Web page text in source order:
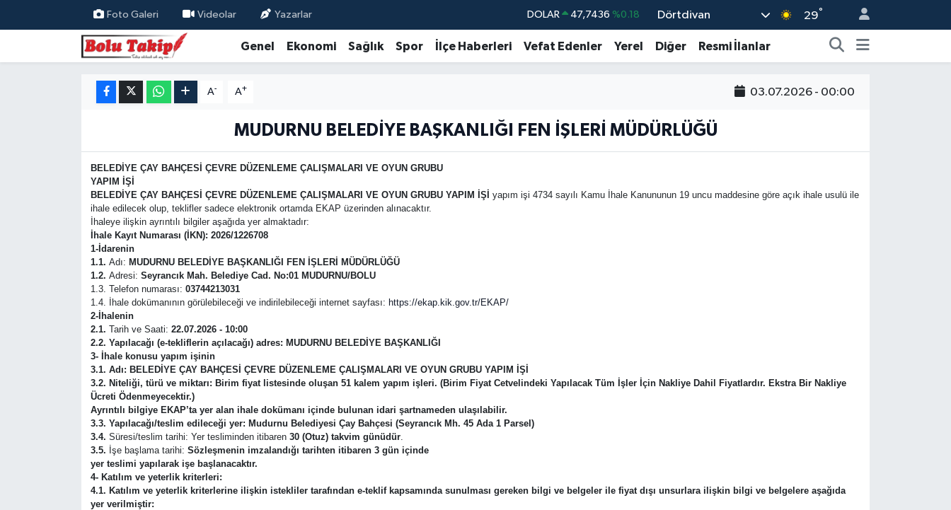
Foto Galeri Videolar Yazarlar DOLAR 47,7436 %0.18
EURO 55,2510 %0.32
STERLİN 64,4811 %0.38
64.944,08
Dörtdivan 29°
Genel Ekonomi Sağlık Spor İlçe Haberleri Vefat Edenler Yerel Diğer Resmi İlanlar
A- A+ 03.07.2026 - 00:00
MUDURNU BELEDİYE BAŞKANLIĞI FEN İŞLERİ MÜDÜRLÜĞÜ
BELEDİYE ÇAY BAHÇESİ ÇEVRE DÜZENLEME ÇALIŞMALARI VE OYUN GRUBU
YAPIM İŞİ
BELEDİYE ÇAY BAHÇESİ ÇEVRE DÜZENLEME ÇALIŞMALARI VE OYUN GRUBU YAPIM İŞİ yapım işi 4734 sayılı Kamu İhale Kanununun 19 uncu maddesine göre açık ihale usulü ile
ihale edilecek olup, teklifler sadece elektronik ortamda EKAP üzerinden alınacaktır.
İhaleye ilişkin ayrıntılı bilgiler aşağıda yer almaktadır:
İhale Kayıt Numarası (İKN): 2026/1226708
1-İdarenin
1.1. Adı: MUDURNU BELEDİYE BAŞKANLIĞI FEN İŞLERİ MÜDÜRLÜĞÜ
1.2. Adresi: Seyrancık Mah. Belediye Cad. No:01 MUDURNU/BOLU
1.3. Telefon numarası: 03744213031
1.4. İhale dokümanının görülebileceği ve indirilebileceği internet sayfası: https://ekap.kik.gov.tr/EKAP/
2-İhalenin
2.1. Tarih ve Saati: 22.07.2026 - 10:00
2.2. Yapılacağı (e-tekliflerin açılacağı) adres: MUDURNU BELEDİYE BAŞKANLIĞI
3- İhale konusu yapım işinin
3.1. Adı: BELEDİYE ÇAY BAHÇESİ ÇEVRE DÜZENLEME ÇALIŞMALARI VE OYUN GRUBU YAPIM İŞİ
3.2. Niteliği, türü ve miktarı: Birim fiyat listesinde oluşan 51 kalem yapım işleri. (Birim Fiyat Cetvelindeki Yapılacak Tüm İşler İçin Nakliye Dahil Fiyatlardır. Ekstra Bir Nakliye
Ücreti Ödenmeyecektir.)
Ayrıntılı bilgiye EKAP’ta yer alan ihale dokümanı içinde bulunan idari şartnameden ulaşılabilir.
3.3. Yapılacağı/teslim edileceği yer: Mudurnu Belediyesi Çay Bahçesi (Seyrancık Mh. 45 Ada 1 Parsel)
3.4. Süresi/teslim tarihi: Yer tesliminden itibaren 30 (Otuz) takvim günüdür.
3.5. İşe başlama tarihi: Sözleşmenin imzalandığı tarihten itibaren 3 gün içinde
yer teslimi yapılarak işe başlanacaktır.
4- Katılım ve yeterlik kriterleri:
4.1. Katılım ve yeterlik kriterlerine ilişkin istekliler tarafından e-teklif kapsamında sunulması gereken bilgi ve belgeler ile fiyat dışı unsurlara ilişkin bilgi ve belgelere aşağıda
yer verilmiştir: